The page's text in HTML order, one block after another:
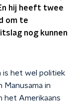
hij heeft twee
om te
nog kunnen
is het wel politiek
in
het Amerikaans